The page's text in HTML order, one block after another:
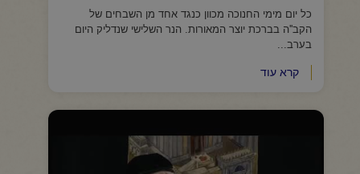
כל יום מימי החנוכה מכוון כנגד אחד מן השבחים של
הקב''ה בברכת יוצר המאורות. הנר השלישי שנדליק היום
בערב...
קרא עוד